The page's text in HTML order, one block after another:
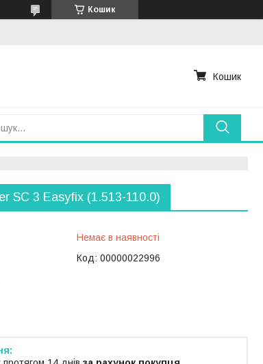
Кошик
Кошик
SC 3 Easyfіx (1.513-110.0)
Немає в наявності
Код: 00000022996